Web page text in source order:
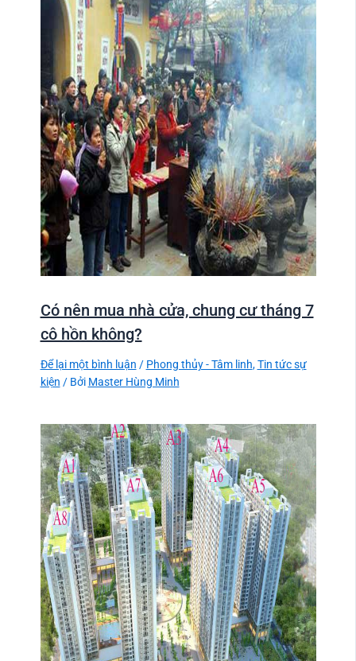
Có nên mua nhà cửa, chung cư tháng 7
cô hồn không?
Để lại một bình luận / Phong thủy - Tâm linh,Tin tức sự
kiện / Bởi Master Hùng Minh